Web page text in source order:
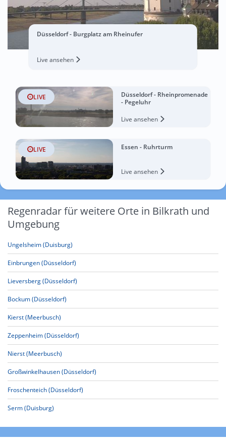
Düsseldorf - Burgplatz am Rheinufer
Live ansehen
LIVE
Düsseldorf - Rheinpromenade
- Pegeluhr
Live ansehen
LIVE Essen - Ruhrturm
Live ansehen
Regenradar für weitere Orte in Bilkrath und
Umgebung
Ungelsheim (Duisburg)
Einbrungen (Düsseldorf)
Lieversberg (Düsseldorf)
Bockum (Düsseldorf)
Kierst (Meerbusch)
Zeppenheim (Düsseldorf)
Nierst (Meerbusch)
Großwinkelhausen (Düsseldorf)
Froschenteich (Düsseldorf)
Serm (Duisburg)